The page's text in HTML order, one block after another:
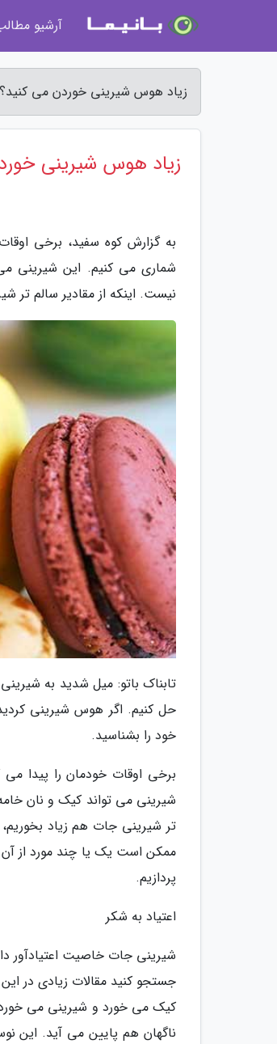
زیاد هوس شیرینی خوردن می
زیاد هوس شیرینی
به گزارش کوه سفید، برخی
شماری می کنیم. این شیرینی
نیست. اینکه از مقادیر سالم تر
تابناک باتو: میل شدید به
حل کنیم. اگر هوس شیرینی
خود را بشناسید.
برخی اوقات خودمان را پیدا
شیرینی می تواند کیک و نان
تر شیرینی جات هم زیاد
ممکن است یک یا چند مورد از
پردازیم.
اعتیاد به شکر
جستجو کنید مقالات زیادی در
کیک می خورد و شیرینی می خورد.
ناگهان هم پایین می آید. این
آرشیو